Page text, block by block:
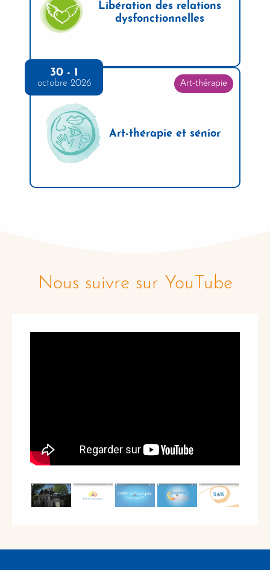
Libération des relations
dysfonctionnelles
30 - 1
octobre 2026 Art-thérapie
Art-thérapie et sénior
Nous suivre sur YouTube